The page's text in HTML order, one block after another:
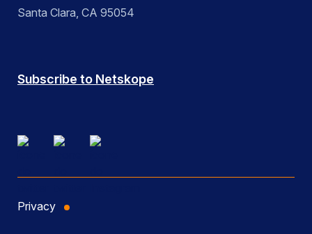
Santa Clara, CA 95054
Subscribe to Netskope
Privacy